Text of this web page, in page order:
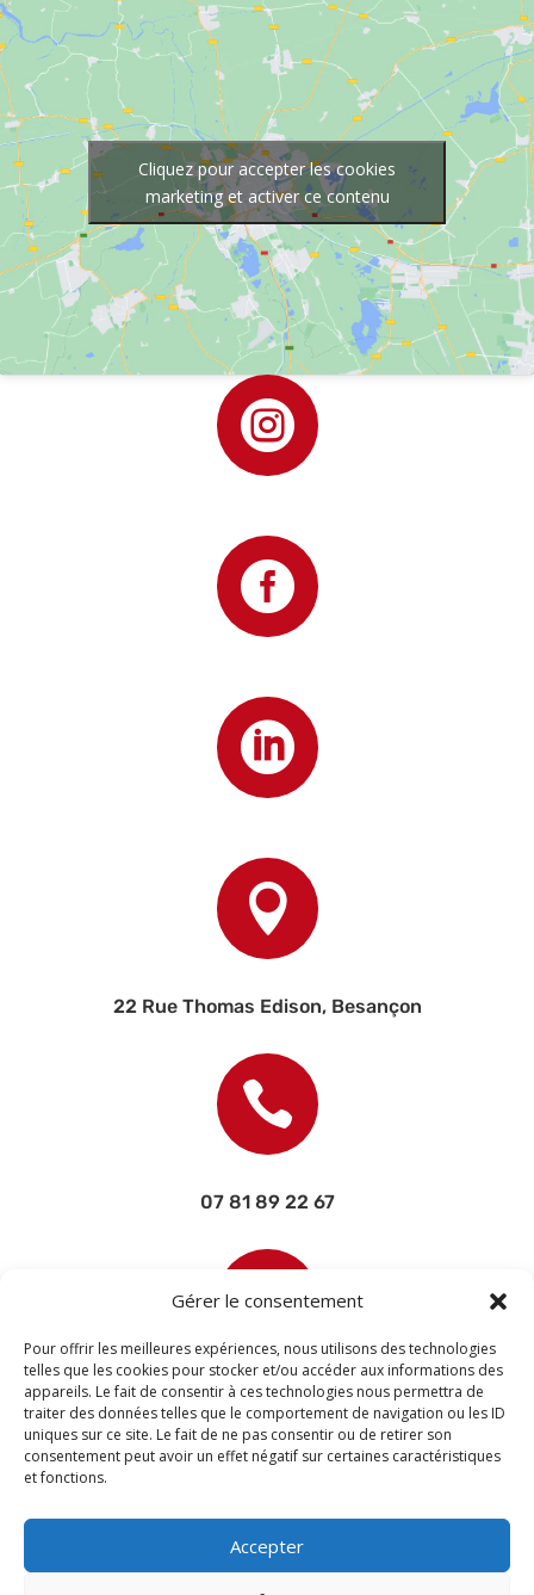
Gérer le consentement
Pour offrir les meilleures expériences, nous utilisons des technologies
telles que les cookies pour stocker et/ou accéder aux informations des
appareils. Le fait de consentir à ces technologies nous permettra de
traiter des données telles que le comportement de navigation ou les ID
uniques sur ce site. Le fait de ne pas consentir ou de retirer son
consentement peut avoir un effet négatif sur certaines caractéristiques
et fonctions.
Accepter
Cliquez pour accepter les cookies
marketing et activer ce contenu




22 Rue Thomas Edison, Besançon

07 81 89 22 67

contact@devisettravaux.fr